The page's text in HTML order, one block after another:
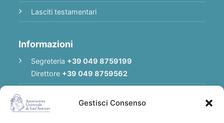
Gestisci Consenso
Lasciti testamentari
Informazioni
Segreteria +39 049 8759199
Direttore +39 049 8759562
E-mail